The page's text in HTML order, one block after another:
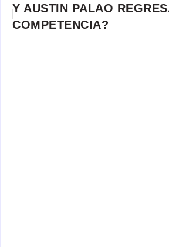
Y AUSTIN PALAO
COMPETENCIA?